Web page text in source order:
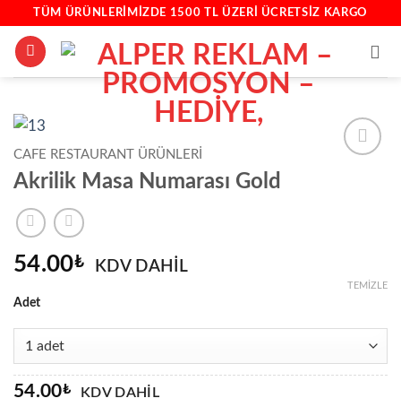
İçeriğe
atla
TÜM ÜRÜNLERIMIZDE 1500 TL ÜZERİ ÜCRETSIZ KARGO
CAFE RESTAURANT ÜRÜNLERI
Akrilik Masa Numarası Gold
54.00₺ KDV DAHİL
Adet
TEMIZLE
54.00₺ KDV DAHİL